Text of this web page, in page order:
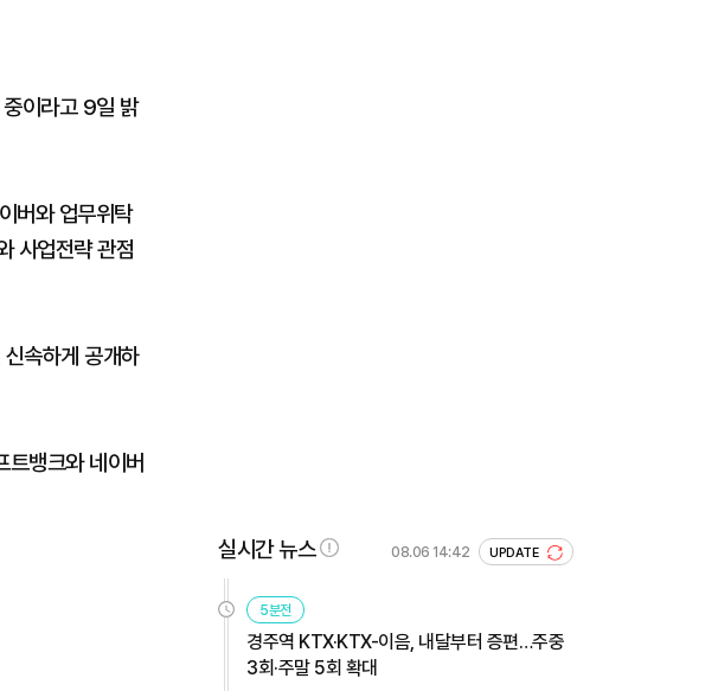
중이라고 9일 밝
버와 업무위탁
사업전략 관점
속하게 공개하
뱅크와 네이버
실시간 뉴스 08.06 14:42 UPDATE
5분전
경주역 KTX·KTX-이음, 내달부터 증편…주중
3회·주말 5회 확대